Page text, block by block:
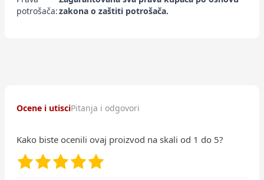
potrošača:zakona o zaštiti potrošača.
Ocene i utisciPitanja i odgovori
Kako biste ocenili ovaj proizvod na skali od 1 do 5?